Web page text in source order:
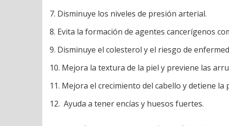
Disminuye los niveles de presión arterial.
Evita la formación de agentes cancerígenos
Disminuye el colesterol y el riesgo de
Mejora la textura de la piel y previene las
Mejora el crecimiento del cabello y detiene la
Ayuda a tener encías y huesos fuertes.